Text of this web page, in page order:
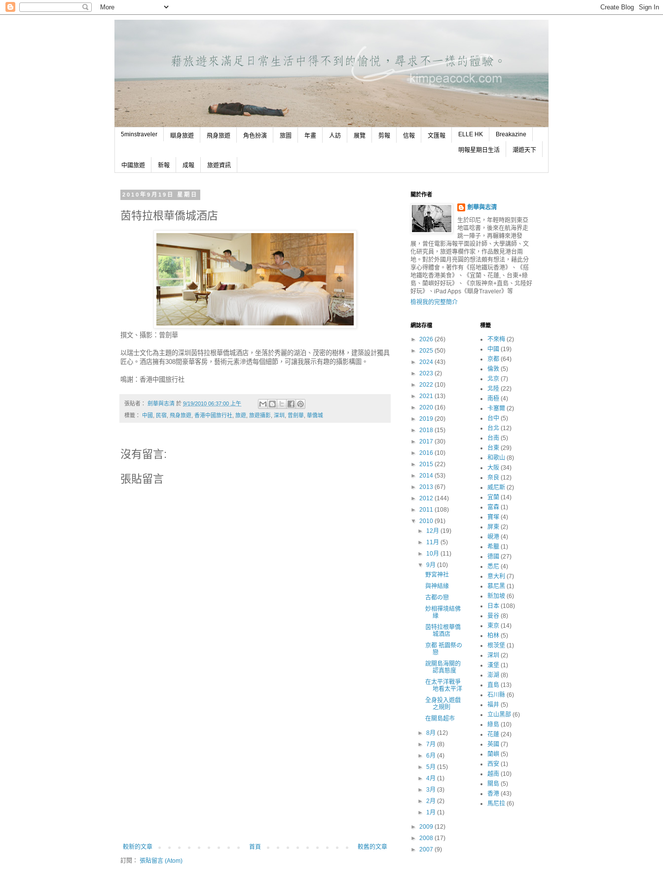
5minstraveler 瞓身旅遊 飛身旅遊 角色扮演 旅圖 年畫 人訪 展覽 剪報 信報 文匯報 ELLE HK Breakazine
明報星期日生活 潮遊天下
中國旅遊 新報 成報 旅遊資訊
2010年9月19日 星期日
茵特拉根華僑城酒店
撰文、攝影：曾劍華
以瑞士文化為主題的深圳茵特拉根華僑城酒店，坐落於秀麗的湖泊、茂密的樹林，建築設計獨具
匠心。酒店擁有308間豪華客房，藝術元素滲透每個細節，可讓我展示有趣的攝影構圖。
鳴謝：香港中國旅行社
張貼者： 劍華與志清 於 9/19/2010 06:37:00 上午
標籤： 中國 民宿 飛身旅遊 香港中國旅行社 旅遊 旅遊攝影 深圳 曾劍華 華僑城
沒有留言:
張貼留言
較新的文章 較舊的文章
首頁
訂閱： 張貼留言 (Atom)
關於作者
劍華與志清
生於印尼，年輕時跑到東亞
地區唸書，後來在航海界走
跳一陣子，再輾轉來港發
展，曾任電影海報平面設計師、大學講師、文
化研究員，旅遊專欄作家，作品散見港台兩
地。對於外國月亮圓的想法頗有想法，藉此分
享心得體會。著作有《搭地鐵玩香港》、《搭
地鐵吃香港美食》、《宜蘭、花蓮,、台東+綠
島、蘭嶼好好玩》、《京阪神奈+直島、北陸好
好玩》、iPad Apps《瞓身Traveler》等
檢視我的完整簡介
網誌存檔
► 2026 (26)
► 2025 (50)
► 2024 (43)
► 2023 (2)
► 2022 (10)
► 2021 (13)
► 2020 (16)
► 2019 (20)
► 2018 (15)
► 2017 (30)
► 2016 (10)
► 2015 (22)
► 2014 (53)
► 2013 (67)
► 2012 (144)
► 2011 (108)
▼ 2010 (91)
► 12月(19)
► 11月(5)
► 10月(11)
▼9月(10)
野宮神社
與神結緣
古都の戀
妙相禪境結佛
緣
茵特拉根華僑
城酒店
京都 祇園祭の
戀
說關島海關的
認真態度
在太平洋戰爭
地看太平洋
全身投入遊戲
之規則
在關島超市
►8月(12)
►7月(8)
►6月(4)
►5月(15)
►4月(1)
►3月(3)
►2月(2)
► 1月(1)
► 2009 (12)
► 2008 (17)
► 2007 (9)
標籤
不來梅 (2)
中國 (19)
京都 (64)
倫敦 (5)
北京 (7)
北陸 (22)
南極 (4)
卡塞爾 (2)
台中 (5)
台北 (12)
台南 (5)
台東 (29)
和歌山 (8)
大阪 (34)
奈良 (12)
威尼斯 (2)
宜蘭 (14)
富森 (1)
寶塚 (4)
屏東 (2)
峴港 (4)
希臘 (1)
德國 (27)
悉尼 (4)
意大利 (7)
慕尼黑 (1)
新加坡 (6)
日本 (108)
曼谷 (8)
東京 (14)
柏林 (5)
根茨堡 (1)
深圳 (2)
漢堡 (1)
澎湖 (8)
直島 (13)
石川縣 (6)
福井 (5)
立山黑部 (6)
綠島 (10)
花蓮 (24)
英國 (7)
蘭嶼 (5)
西安 (1)
越南 (10)
關島 (5)
香港 (43)
馬尼拉 (6)